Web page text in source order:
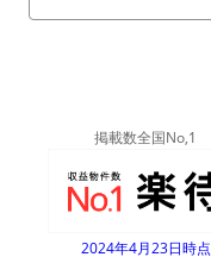
掲載数全国No,1
2024年4月23日時点